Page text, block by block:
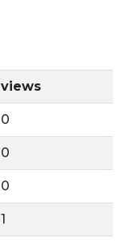
views
0
0
0
1